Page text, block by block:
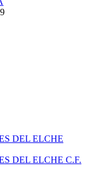
9
DEL ELCHE
DEL ELCHE C.F.